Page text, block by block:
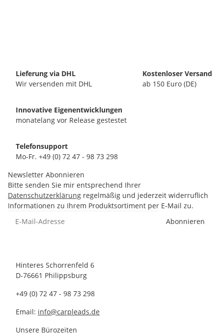
Lieferung via DHL
Wir versenden mit DHL
Kostenloser Versand
ab 150 Euro (DE)
Innovative Eigenentwicklungen
monatelang vor Release gestestet
Telefonsupport
Mo-Fr. +49 (0) 72 47 - 98 73 298
Newsletter Abonnieren
Bitte senden Sie mir entsprechend Ihrer
Datenschutzerklärung regelmäßig und jederzeit widerruflich
Informationen zu Ihrem Produktsortiment per E-Mail zu.
Abonnieren
Hinteres Schorrenfeld 6
D-76661 Philippsburg
+49 (0) 72 47 - 98 73 298
Email: info@carpleads.de
Unsere Bürozeiten